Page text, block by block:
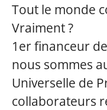
Tout le monde
Vraiment ?
1er financeur
nous sommes
Universelle de
collaborateurs